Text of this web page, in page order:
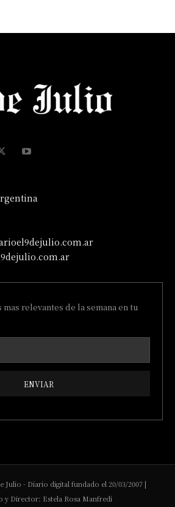
relevantes de la semana en tu
ENVIAR
Julio - Diario digital fundado el 20/03/2007 |
y Director: Estela Rosa Manfredi